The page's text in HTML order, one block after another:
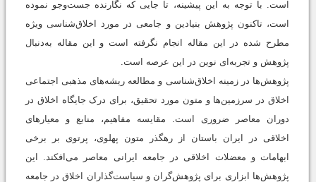
است. با توجه به این پیشینه، تا جایی که نگارنده جست‌وجو نموده
است، تاکنون پژوهش بنیادین و جامعی در مورد اخلاق‌شناسی ویژه
مطرح شده در این مقاله انجام نگرفته است و این مقاله به‌دنبال
پژوهش و تجربه‌ای نوین در این عرصه است.
پژوهش‌ها در زمینه اخلاق‌شناسی و مطالعه ریشه‌های مذهبی اجتماعی
اخلاق در سرزمین‌ها و متون مورد تحقیق، برای درک جایگاه اخلاق در
دوران معاصر ضروری است. مقایسه مفاهیم، منابع و معیارهای
اخلاقی در ایران باستان از رهگذر متون پهلوی، پرتوی بر برخی
ابهامات و معضلات اخلاقی در جامعه ایرانی معاصر می‌افکند. این
پژوهش‌ها ابزاری برای پژوهش‌گران و سیاست‌گذاران اخلاق در جامعه